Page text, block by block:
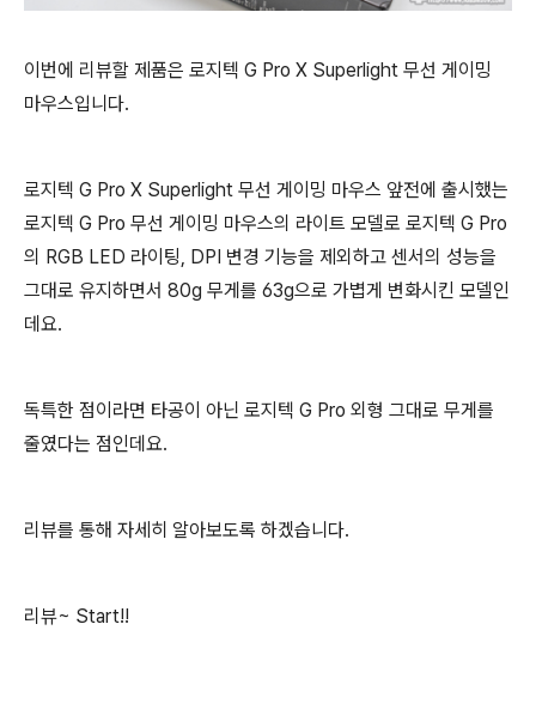
이번에 리뷰할 제품은 로지텍 G Pro X Superlight 무선 게이밍
마우스입니다.
로지텍 G Pro X Superlight 무선 게이밍 마우스 앞전에 출시했는
로지텍 G Pro 무선 게이밍 마우스의 라이트 모델로 로지텍 G Pro
의 RGB LED 라이팅, DPI 변경 기능을 제외하고 센서의 성능을
그대로 유지하면서 80g 무게를 63g으로 가볍게 변화시킨 모델인
데요.
독특한 점이라면 타공이 아닌 로지텍 G Pro 외형 그대로 무게를
줄였다는 점인데요.
리뷰를 통해 자세히 알아보도록 하겠습니다.
리뷰~ Start!!